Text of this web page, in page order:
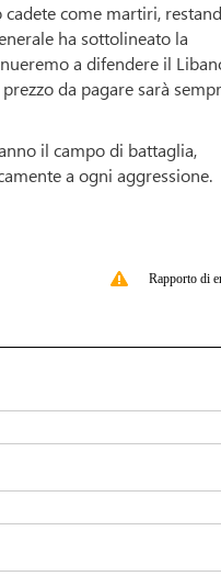
come martiri,
ha sottolineato la
a difendere il
da pagare sarà
il campo di battaglia,
a ogni aggressione.
Rapporto di